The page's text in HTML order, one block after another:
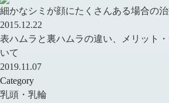
細かなシミが顔にたくさんある場合の
2015.12.22
表ハムラと裏ハムラの違い、メリット
いて
2019.11.07
Category
乳頭・乳輪